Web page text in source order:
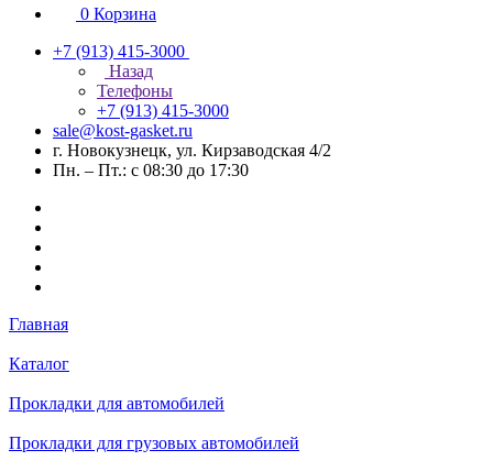
0 Корзина
+7 (913) 415-3000
Назад
Телефоны
+7 (913) 415-3000
sale@kost-gasket.ru
г. Новокузнецк, ул. Кирзаводская 4/2
Пн. – Пт.: с 08:30 до 17:30
Главная
Каталог
Прокладки для автомобилей
Прокладки для грузовых автомобилей